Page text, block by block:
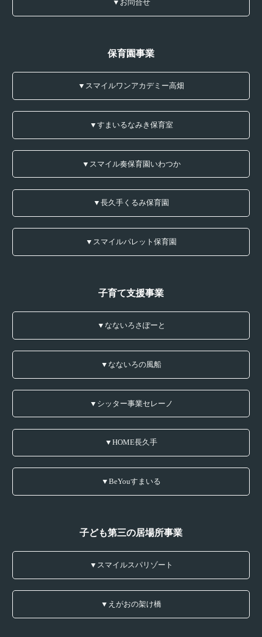
▼お問合せ
保育園事業
▼スマイルワンアカデミー高畑
▼すまいるなみき保育室
▼スマイル奏保育園いわつか
▼長久手くるみ保育園
▼スマイルパレット保育園
子育て支援事業
▼なないろさぽーと
▼なないろの風船
▼シッター事業セレーノ
▼HOME長久手
▼BeYouすまいる
子ども第三の居場所事業
▼スマイルスパリゾート
▼えがおの架け橋